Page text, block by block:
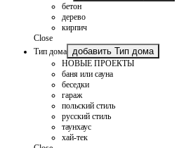
бетон
дерево
кирпич
Close
Тип дома
добавить Тип дома
НОВЫЕ ПРОЕКТЫ
баня или сауна
беседки
гараж
польский стиль
русский стиль
таунхаус
хай-тек